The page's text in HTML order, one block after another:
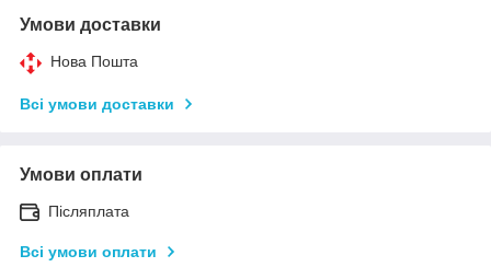
Умови доставки
Нова Пошта
Всі умови доставки
Умови оплати
Післяплата
Всі умови оплати